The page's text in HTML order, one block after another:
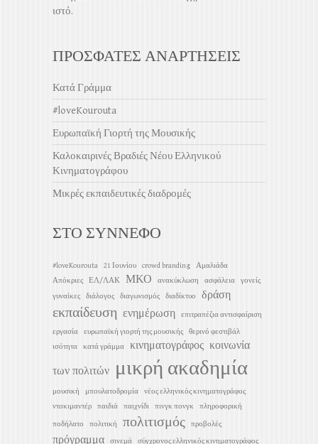
ιστό.
ΠΡΟΣΦΑΤΕΣ ΑΝΑΡΤΗΣΕΙΣ
Κατά Γράμμα
#loveKourouta
Ευρωπαϊκή Γιορτή της Μουσικής
Καλοκαιρινές Βραδιές Νέου Ελληνικού
Κινηματογράφου
Μικρές εκπαιδευτικές διαδρομές
ΣΤΟ ΣΥΝΝΕΦΟ
#loveKourouta 21 Ιουνίου crowd branding
Αμαλιάδα
Απόκριες
ΕΛ/ΛΑΚ ΜΚΟ ανακύκλωση ασφάλεια
γονείς
γυναίκες
διάλογος διαγωνισμός διαδίκτυο δράση
εκπαίδευση ενημέρωση
επιτραπέζια αντισφαίριση
εργασία
ευρωπαϊκή γιορτή της μουσικής
θερινό φεστιβάλ
ισότητα
κατά γράμμα κινηματογράφος κοινωνία
των πολιτών μικρή ακαδημία
μουσική μπουλατοδρομία
νέος ελληνικός κινηματογράφος
ντοκιμαντέρ
παιδιά παιχνίδι πινγκ πονγκ πληροφορική
ποδήλατο πολιτική πολιτισμός προβολές
πρόγραμμα σινεμά σύγχρονος ελληνικός κινηματογράφος